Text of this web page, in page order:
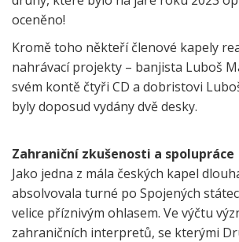
oceněno!
Kromě toho někteří členové kapely
nahrávací projekty – banjista Luboš
svém kontě čtyři CD a dobristovi
byly doposud vydány dvě desky.
Zahraniční zkušenosti a spolupráce
Jako jedna z mála českých kapel
absolvovala turné po Spojených
velice příznivým ohlasem. Ve výčtu
zahraničních interpretů, se kterými